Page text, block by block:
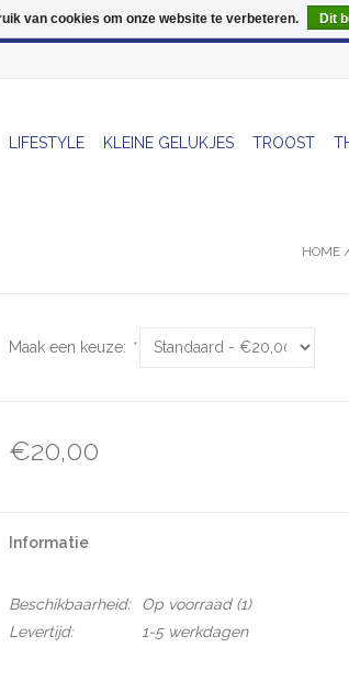
LIFESTYLE KLEINE GELUKJES TROOST
HOME
Maak een keuze: *
€20,00
Informatie
Beschikbaarheid: Op voorraad(1)
Levertijd:
1-5 werkdagen
van cookies om onze website te verbeteren. Dit
gesloten op Do 13/08